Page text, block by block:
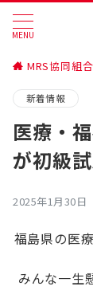
MENU
MRS協同組合
新着情報
医療・
が初級
2025年1月30日
福島県の医
みんな一生